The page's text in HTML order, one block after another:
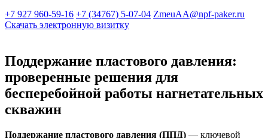
+7 927 960-59-16 +7 (34767) 5-07-04 ZmeuAA@npf-paker.ru
Скачать электронную визитку
Поддержание пластового давления:
проверенные решения для
бесперебойной работы нагнетательных
скважин
Поддержание пластового давления (ППД) — ключевой